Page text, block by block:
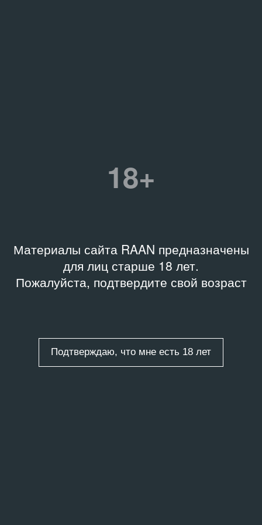
18+
Материалы сайта RAAN предназначены
для лиц старше 18 лет.
Пожалуйста, подтвердите свой возраст
Подтверждаю, что мне есть 18 лет